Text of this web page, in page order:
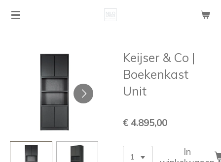
Ga
Keijser & Co |
Boekenkast
Unit
€ 4.895,00
In